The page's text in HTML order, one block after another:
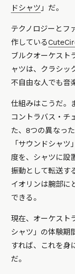
ドシャツ 」だ。
テクノロジーとフ
作している
ブルクオーケスト
ャツは、クラシッ
不自由な人でも音
仕組みはこうだ。
コントラバス・チ
た、8つの異なっ
「サウンドシャ
度を、シャツに設
振動として転送す
イオリンは腕部に
できる。
現在、オーケスト
シャツ」の体験期
すれば、これを身
だ。